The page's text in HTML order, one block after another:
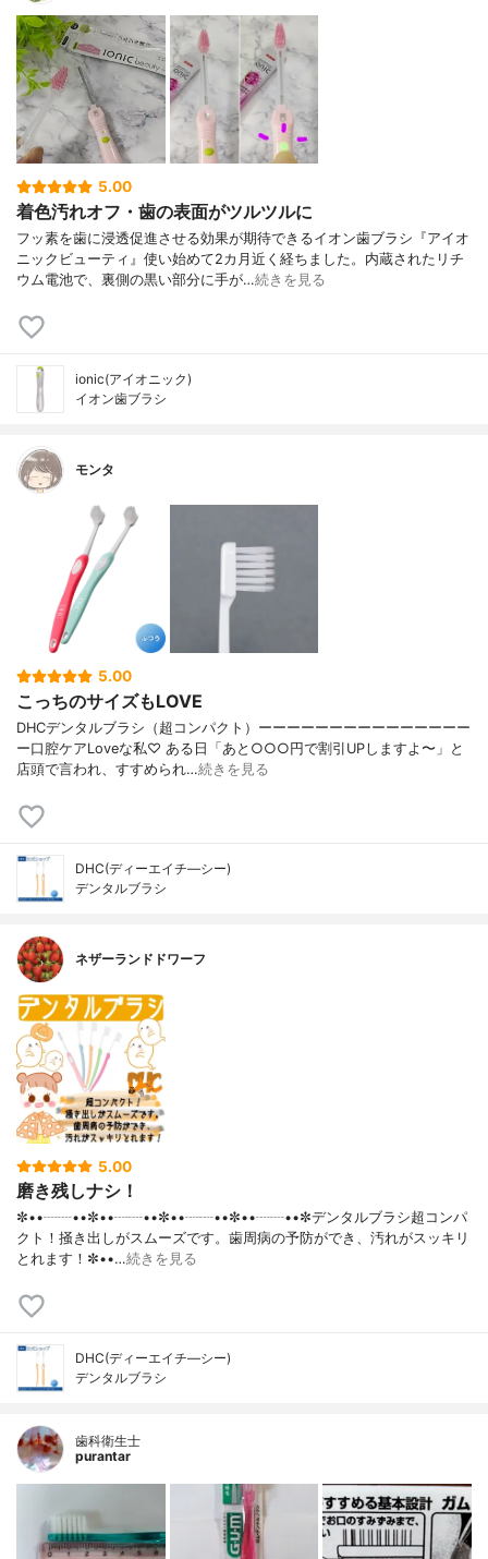
5.00
着色汚れオフ・歯の表面がツルツルに
フッ素を歯に浸透促進させる効果が期待できるイオン歯ブラシ『アイオ
ニックビューティ』使い始めて2カ月近く経ちました。内蔵されたリチ
ウム電池で、裏側の黒い部分に手が…続きを見る
ionic(アイオニック)
イオン歯ブラシ
モンタ
5.00
こっちのサイズもLOVE
DHCデンタルブラシ（超コンパクト）ーーーーーーーーーーーーーーー
ー口腔ケアLoveな私♡ ある日「あと○○○円で割引UPしますよ〜」と
店頭で言われ、すすめられ…続きを見る
DHC(ディーエイチ―シー)
デンタルブラシ
ネザーランドドワーフ
5.00
磨き残しナシ！
✼••┈┈••✼••┈┈••✼••┈┈••✼••┈┈••✼デンタルブラシ超コンパ
クト！掻き出しがスムーズです。歯周病の予防ができ、汚れがスッキリ
とれます！✼••…続きを見る
DHC(ディーエイチ―シー)
デンタルブラシ
歯科衛生士
purantar